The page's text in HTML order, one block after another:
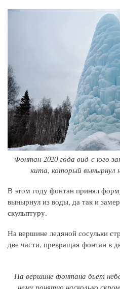
Фонтан 2020 года вид с юго
кита, который вынырнул
В этом году фонтан принял
вынырнул из воды, да так и
скульптуру.
На вершине ледяной сосульки
две части, превращая фонтан в
На вершине фонтана бьет
нему понятно насколько